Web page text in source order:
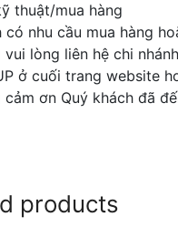
thuật/mua hàng
có nhu cầu mua hàng
lòng liên hệ chi
ở cuối trang website
cảm ơn Quý khách đã
products